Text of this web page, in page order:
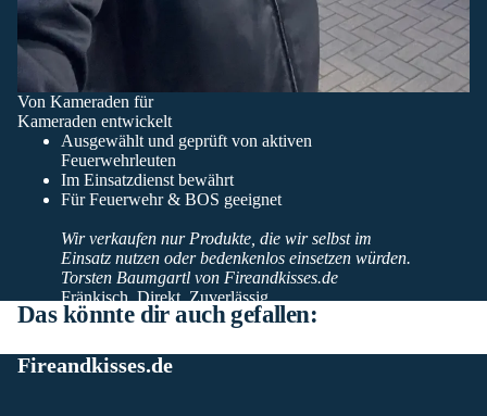
Von Kameraden für
Kameraden entwickelt
Ausgewählt und geprüft von aktiven
Feuerwehrleuten
Im Einsatzdienst bewährt
Für Feuerwehr & BOS geeignet
Wir verkaufen nur Produkte, die wir selbst im
Einsatz nutzen oder bedenkenlos einsetzen würden.
Torsten Baumgartl von Fireandkisses.de
Fränkisch. Direkt. Zuverlässig.
Das könnte dir auch gefallen:
Fireandkisses.de